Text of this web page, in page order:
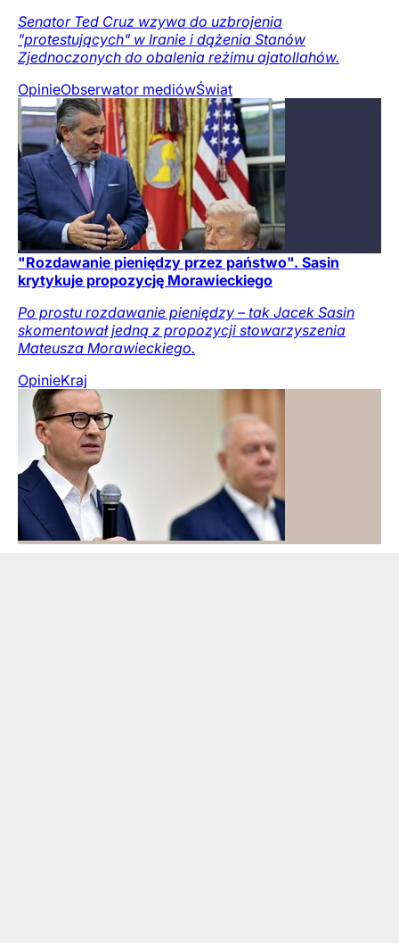
Senator Ted Cruz wzywa do uzbrojenia
"protestujących" w Iranie i dążenia Stanów
Zjednoczonych do obalenia reżimu ajatollahów.
OpinieObserwator mediówŚwiat
"Rozdawanie pieniędzy przez państwo". Sasin
krytykuje propozycję Morawieckiego
Po prostu rozdawanie pieniędzy – tak Jacek Sasin
skomentował jedną z propozycji stowarzyszenia
Mateusza Morawieckiego.
OpinieKraj